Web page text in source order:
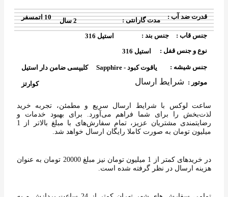
قدرت ضد آب : 10 اتمسفر مدت گارانتی :
2 سال
جنس قاب :
استیل 316 جنس بند :
استیل 316 نوع و جنس قفل :
کلیپسی ضامن دار استیل جنس شیشه :
یاقوت کبود - Sapphire
موتور :
کوارتز شرایط ارسال
ساعت لوکس با شرایط ارسال سریع‌ و مطمئن، تجربه خرید
لذت‌بخش را برای شما فراهم می‌آورد. برای بهبود خدمات و
رضایتمندی مشتریان عزیز، تمام سفارش‌های با مبلغ بالاتر از 1
میلیون تومان به‌ صورت کاملا رایگان ارسال خواهد شد.
در خریدهای کمتر از 1 میلیون تومان نیز مبلغ 20000 تومان به عنوان
هزینه ارسال در نظر گرفته شده است.